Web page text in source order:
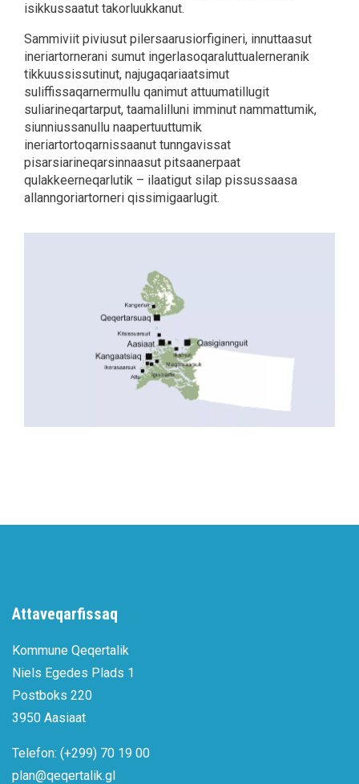
isikkussaatut takorluukkanut.
Sammiviit piviusut pilersaarusiorfigineri, innuttaasut
ineriartornerani sumut ingerlasoqaraluttualerneranik
tikkuussissutinut, najugaqariaatsimut
suliffissaqarnermullu qanimut attuumatillugit
suliarineqartarput, taamalilluni imminut nammattumik,
siunniussanullu naapertuuttumik
ineriartortoqarnissaanut tunngavissat
pisarsiarineqarsinnaasut pitsaanerpaat
qulakkeerneqarlutik – ilaatigut silap pissussaasa
allanngoriartorneri qissimigaarlugit.
Attaveqarfissaq
Kommune Qeqertalik
Niels Egedes Plads 1
Postboks 220
3950 Aasiaat
Telefon: (+299) 70 19 00
plan@qeqertalik.gl